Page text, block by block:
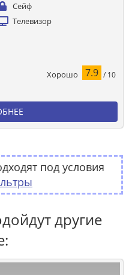
Сейф
Телевизор
Хорошо 7.9 / 10
под условия
другие